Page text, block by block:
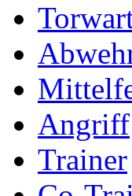
Angriff
Trainer